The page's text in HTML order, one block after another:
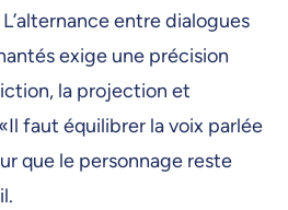
entre dialogues
exige une précision
la projection et
faut équilibrer la voix parlée
que le personnage reste